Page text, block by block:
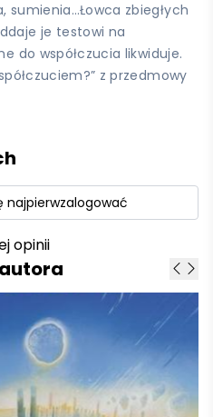
sumienia…Łowca zbiegłych
je testowi na
do współczucia likwiduje.
z przedmowy
najpierwzalogować
opinii